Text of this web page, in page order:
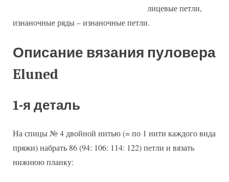
лицевые петли,
изнаночные ряды – изнаночные петли.
Описание вязания пуловера
Eluned
1-я деталь
На спицы № 4 двойной нитью (= по 1 нити каждого вида
пряжи) набрать 86 (94: 106: 114: 122) петли и вязать
нижнюю планку: